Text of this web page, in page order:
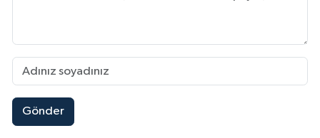
Gönder